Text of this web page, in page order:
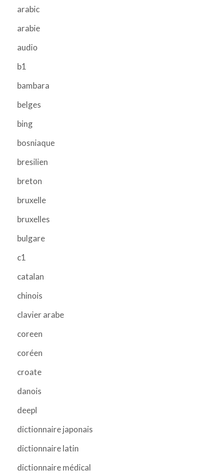
arabic
arabie
audio
b1
bambara
belges
bing
bosniaque
bresilien
breton
bruxelle
bruxelles
bulgare
c1
catalan
chinois
clavier arabe
coreen
coréen
croate
danois
deepl
dictionnaire japonais
dictionnaire latin
dictionnaire médical